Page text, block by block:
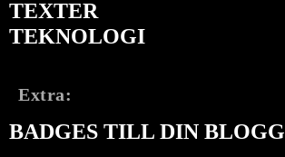
TEXTER
TEKNOLOGI
Extra:
BADGES TILL DIN BLOGG